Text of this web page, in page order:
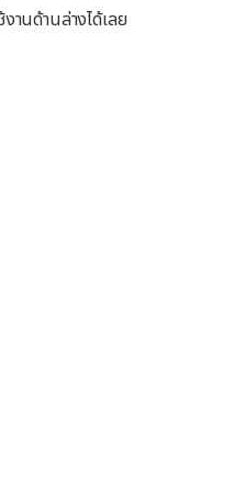
านด้านล่างได้เลย